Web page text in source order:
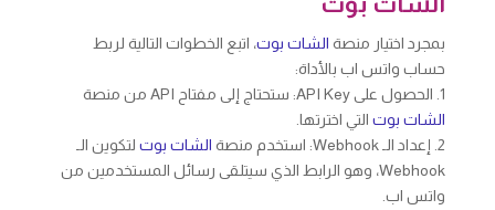
بمجرد اختيار منصة الشات بوت، اتبع الخطوات التالية لربط
حساب واتس اب بالأداة:
1. الحصول على API Key: ستحتاج إلى مفتاح API من منصة
الشات بوتالتي اخترتها.
2. إعداد الـ Webhook: استخدم منصة
الشات بوتلتكوين الـ
Webhook، وهو الرابط الذي سيتلقى رسائل المستخدمين من
واتس اب.